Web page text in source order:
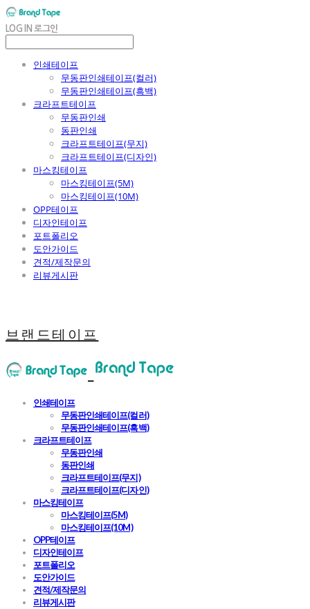
LOG IN 로그인
인쇄테이프
무동판인쇄테이프(컬러)
무동판인쇄테이프(흑백)
크라프트테이프
무동판인쇄
동판인쇄
크라프트테이프(무지)
크라프트테이프(디자인)
마스킹테이프
마스킹테이프(5M)
마스킹테이프(10M)
OPP테이프
디자인테이프
포트폴리오
도안가이드
견적/제작문의
리뷰게시판
브랜드테이프
인쇄테이프
무동판인쇄테이프(컬러)
무동판인쇄테이프(흑백)
크라프트테이프
무동판인쇄
동판인쇄
크라프트테이프(무지)
크라프트테이프(디자인)
마스킹테이프
마스킹테이프(5M)
마스킹테이프(10M)
OPP테이프
디자인테이프
포트폴리오
도안가이드
견적/제작문의
리뷰게시판